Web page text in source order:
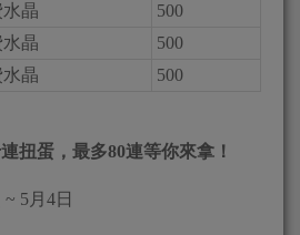
晶
500
晶
500
晶 500
扭蛋，最多80連等你來拿！
5月4日